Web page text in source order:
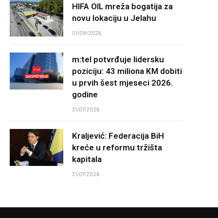
HIFA OIL mreža bogatija za
novu lokaciju u Jelahu
01/08/2026
m:tel potvrđuje lidersku
poziciju: 43 miliona KM dobiti
u prvih šest mjeseci 2026.
godine
31/07/2026
Kraljević: Federacija BiH
kreće u reformu tržišta
kapitala
31/07/2026